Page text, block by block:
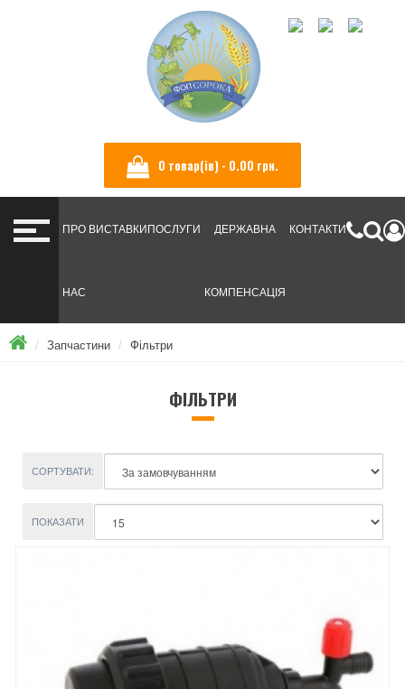
0 товар(ів) - ‎0.00 грн.
ПРО
НАС
ВИСТАВКИПОСЛУГИ ДЕРЖАВНА
КОМПЕНСАЦІЯ
КОНТАКТИ
Запчастини Фільтри
ФІЛЬТРИ
СОРТУВАТИ:
ПОКАЗАТИ